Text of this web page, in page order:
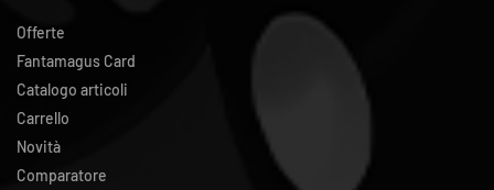
Offerte
Fantamagus Card
Catalogo articoli
Carrello
Novità
Comparatore